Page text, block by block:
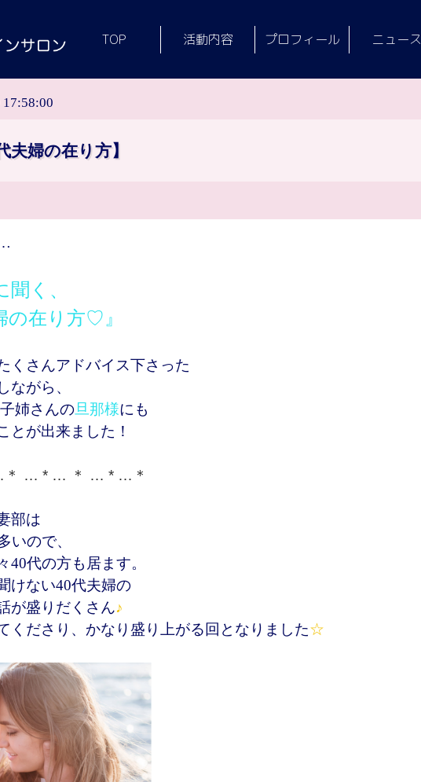
TOP 活動内容 プロフィール ニュース
夫婦の在り方】
聞く、
在り方♡』
くさんアドバイス下さった
ながら、
姉さんの旦那様にも
とが出来ました！
… * … ＊ … * …＊
部は
いので、
40代の方も居ます。
けない40代夫婦の
が盛りだくさん♪
くださり、かなり盛り上がる回となりました☆